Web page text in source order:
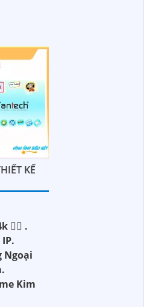
KẾ
👍🏾 .
IP.
Ngoại
Kim